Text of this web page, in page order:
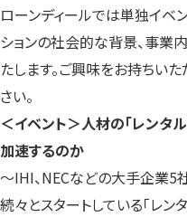
ローンディールでは単独イベ
ションの社会的な背景、事
たします。ご興味をお持ちい
さい。
＜イベント＞人材の「レンタ
加速するのか
～IHI、NECなどの大手企業5
続々とスタートしている「レン